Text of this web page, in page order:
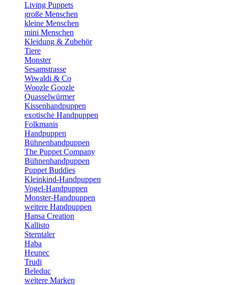
Living Puppets
große Menschen
kleine Menschen
mini Menschen
Kleidung & Zubehör
Tiere
Monster
Sesamstrasse
Wiwaldi & Co
Woozle Goozle
Quasselwürmer
Kissenhandpuppen
exotische Handpuppen
Folkmanis
Handpuppen
Bühnenhandpuppen
The Puppet Company
Bühnenhandpuppen
Puppet Buddies
Kleinkind-Handpuppen
Vogel-Handpuppen
Monster-Handpuppen
weitere Handpuppen
Hansa Creation
Kallisto
Sterntaler
Haba
Heunec
Trudi
Beleduc
weitere Marken